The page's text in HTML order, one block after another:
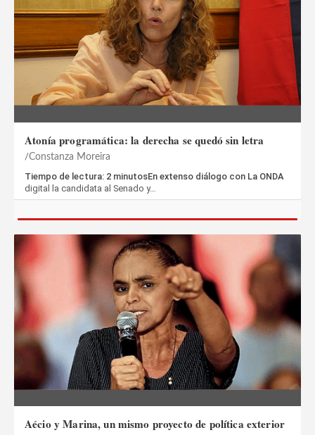
Atonía programática: la derecha se quedó sin letra
Constanza Moreira
Tiempo de lectura: 2 minutosEn extenso diálogo con La ONDA
digital la candidata al Senado y…
Aécio y Marina, un mismo proyecto de política exterior